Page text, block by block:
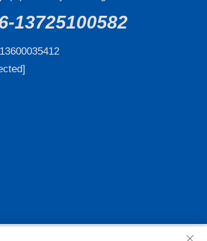
13725100582